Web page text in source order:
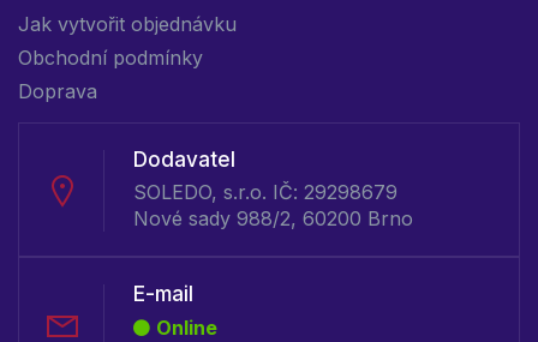
Jak vytvořit objednávku
Obchodní podmínky
Doprava
Dodavatel
SOLEDO, s.r.o. IČ: 29298679
Nové sady 988/2, 60200 Brno
E-mail
Online